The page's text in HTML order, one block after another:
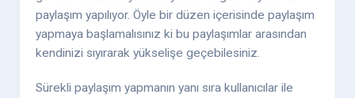
paylaşım yapılıyor. Öyle bir düzen içerisinde paylaşım
yapmaya başlamalısınız ki bu paylaşımlar arasından
kendinizi sıyırarak yükselişe geçebilesiniz.
Sürekli paylaşım yapmanın yanı sıra kullanıcılar ile